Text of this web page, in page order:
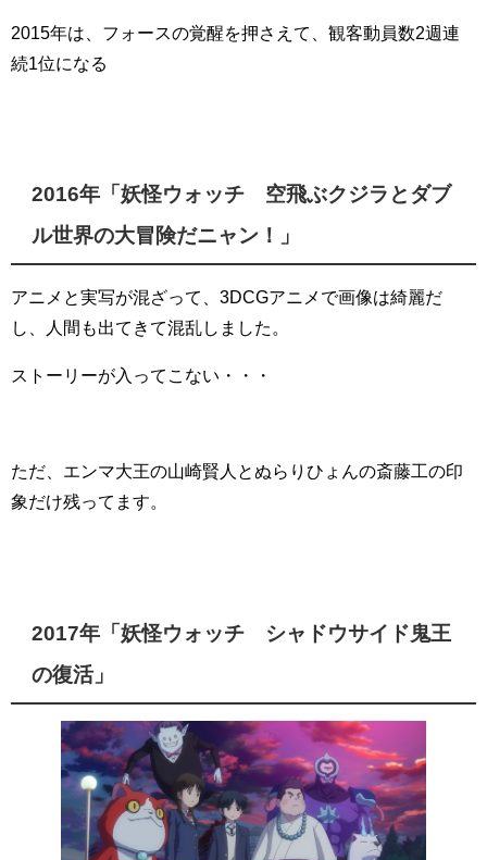
2015年は、フォースの覚醒を押さえて、観客動員数2週連
続1位になる
2016年「妖怪ウォッチ 空飛ぶクジラとダブ
ル世界の大冒険だニャン！」
アニメと実写が混ざって、3DCGアニメで画像は綺麗だ
し、人間も出てきて混乱しました。
ストーリーが入ってこない・・・
ただ、エンマ大王の山崎賢人とぬらりひょんの斎藤工の印
象だけ残ってます。
2017年「妖怪ウォッチ シャドウサイド鬼王
の復活」